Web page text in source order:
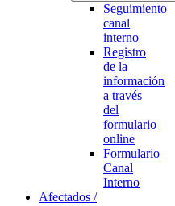
Seguimiento
canal
interno
Registro
de la
información
a través
del
formulario
online
Formulario
Canal
Interno
Afectados /